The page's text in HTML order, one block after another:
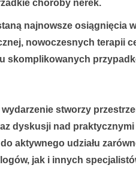
choroby nerek.
najnowsze osiągnięcia
nowoczesnych terapii
skomplikowanych
stworzy
dyskusji nad
aktywnego udziału
jak i innych